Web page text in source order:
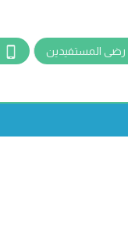
رضى المستفيدين